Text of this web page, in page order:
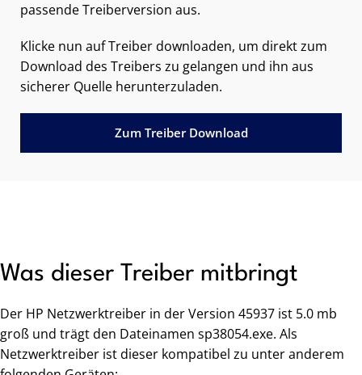
passende Treiberversion aus.
Klicke nun auf Treiber downloaden, um direkt zum
Download des Treibers zu gelangen und ihn aus
sicherer Quelle herunterzuladen.
Zum Treiber Download
Was dieser Treiber mitbringt
Der HP Netzwerktreiber in der Version 45937 ist 5.0 mb
groß und trägt den Dateinamen sp38054.exe. Als
Netzwerktreiber ist dieser kompatibel zu unter anderem